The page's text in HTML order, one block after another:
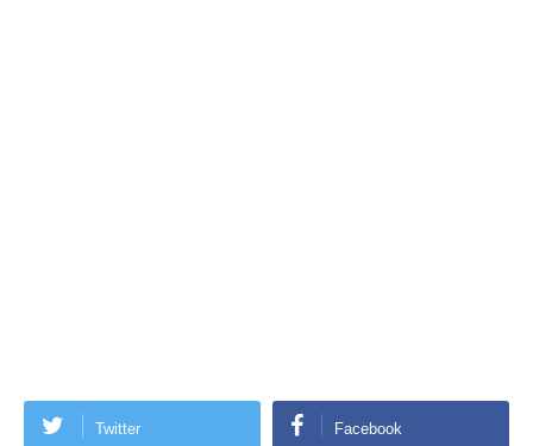
Twitter Facebook